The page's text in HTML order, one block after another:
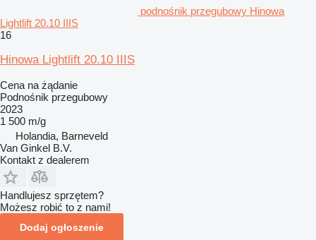
podnośnik przegubowy Hinowa
Lightlift 20.10 IIIS
16
Hinowa Lightlift 20.10 IIIS
Cena na żądanie
Podnośnik przegubowy
2023
1 500 m/g
Holandia, Barneveld
Van Ginkel B.V.
Kontakt z dealerem
Handlujesz sprzętem?
Możesz robić to z nami!
Dodaj ogłoszenie